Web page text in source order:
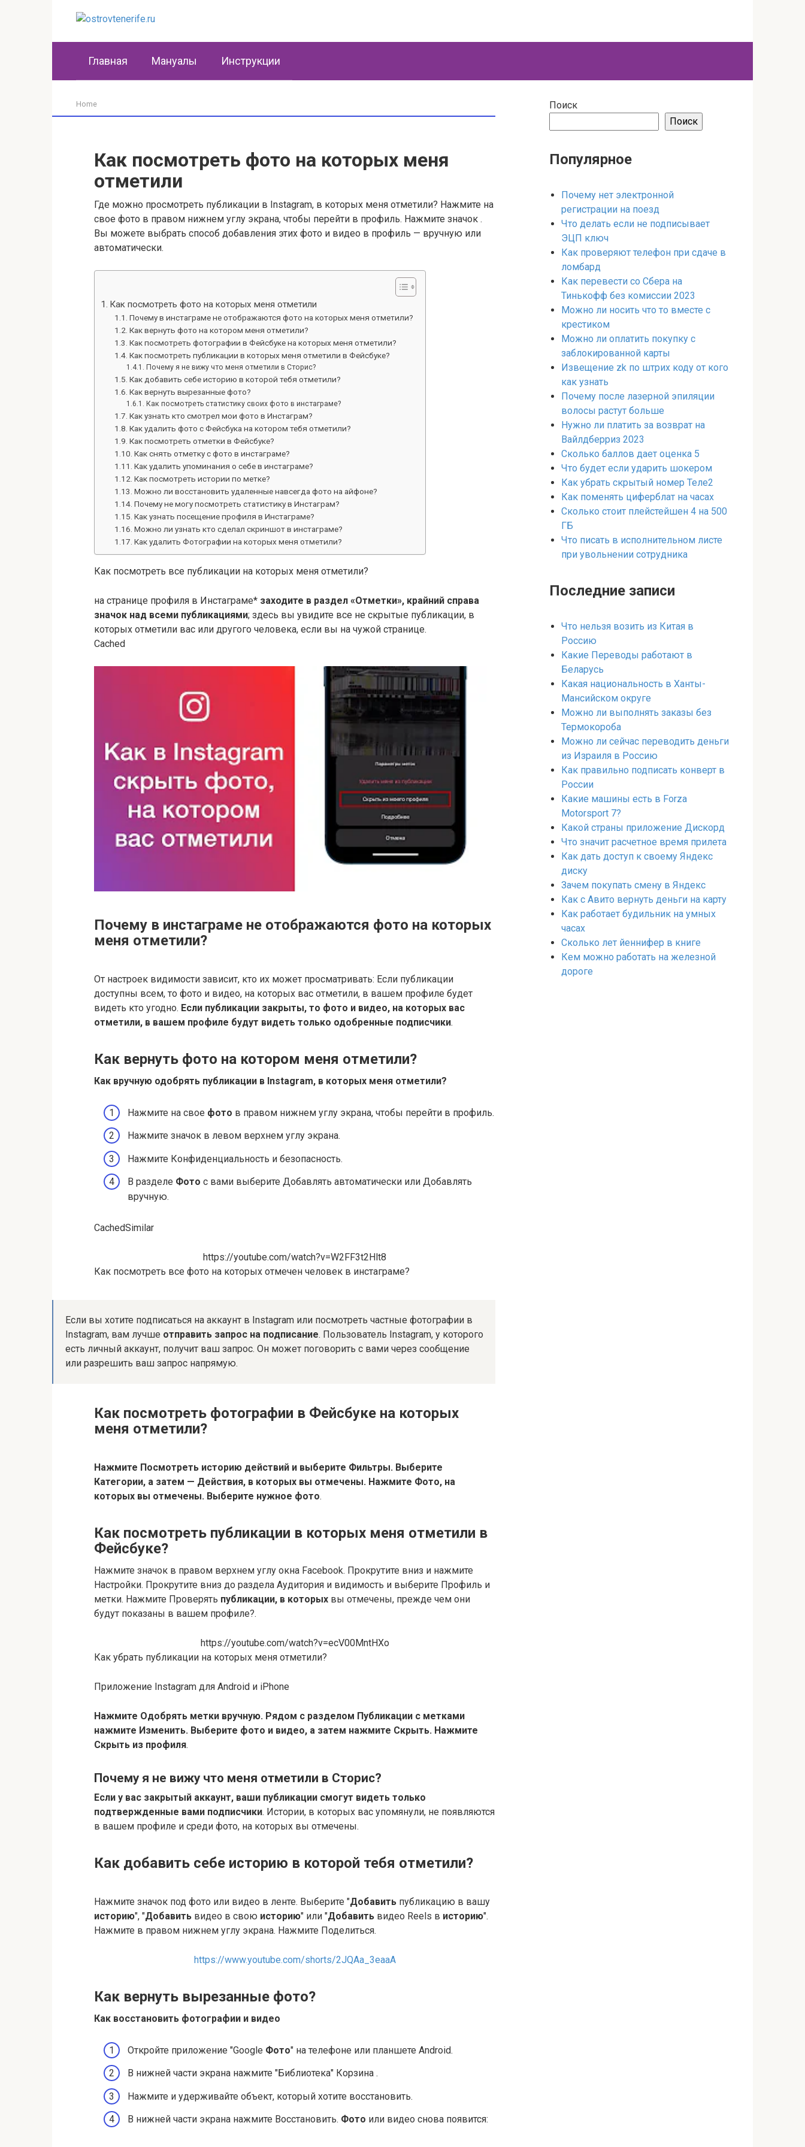
Главная Мануалы Инструкции
Home
Как посмотреть фото на которых меня
отметили
Где можно просмотреть публикации в Instagram, в которых меня отметили? Нажмите на
свое фото в правом нижнем углу экрана, чтобы перейти в профиль. Нажмите значок .
Вы можете выбрать способ добавления этих фото и видео в профиль — вручную или
автоматически.
Как посмотреть фото на которых меня отметили
Почему в инстаграме не отображаются фото на которых меня отметили?
Как вернуть фото на котором меня отметили?
Как посмотреть фотографии в Фейсбуке на которых меня отметили?
Как посмотреть публикации в которых меня отметили в Фейсбуке?
Почему я не вижу что меня отметили в Сторис?
Как добавить себе историю в которой тебя отметили?
Как вернуть вырезанные фото?
Как посмотреть статистику своих фото в инстаграме?
Как узнать кто смотрел мои фото в Инстаграм?
Как удалить фото с Фейсбука на котором тебя отметили?
Как посмотреть отметки в Фейсбуке?
Как снять отметку с фото в инстаграме?
Как удалить упоминания о себе в инстаграме?
Как посмотреть истории по метке?
Можно ли восстановить удаленные навсегда фото на айфоне?
Почему не могу посмотреть статистику в Инстаграм?
Как узнать посещение профиля в Инстаграме?
Можно ли узнать кто сделал скриншот в инстаграме?
Как удалить Фотографии на которых меня отметили?
Как посмотреть все публикации на которых меня отметили?
на странице профиля в Инстаграме* заходите в раздел «Отметки», крайний справа
значок над всеми публикациями; здесь вы увидите все не скрытые публикации, в
которых отметили вас или другого человека, если вы на чужой странице.
Cached
Почему в инстаграме не отображаются фото на которых
меня отметили?
От настроек видимости зависит, кто их может просматривать: Если публикации
доступны всем, то фото и видео, на которых вас отметили, в вашем профиле будет
видеть кто угодно. Если публикации закрыты, то фото и видео, на которых вас
отметили, в вашем профиле будут видеть только одобренные подписчики.
Как вернуть фото на котором меня отметили?
Как вручную одобрять публикации в Instagram, в которых меня отметили?
Нажмите на свое фото в правом нижнем углу экрана, чтобы перейти в профиль.
Нажмите значок в левом верхнем углу экрана.
Нажмите Конфиденциальность и безопасность.
В разделе Фото с вами выберите Добавлять автоматически или Добавлять
вручную.
CachedSimilar
https://youtube.com/watch?v=W2FF3t2Hlt8
Как посмотреть все фото на которых отмечен человек в инстаграме?
Если вы хотите подписаться на аккаунт в Instagram или посмотреть частные фотографии в
Instagram, вам лучше отправить запрос на подписание. Пользователь Instagram, у которого
есть личный аккаунт, получит ваш запрос. Он может поговорить с вами через сообщение
или разрешить ваш запрос напрямую.
Как посмотреть фотографии в Фейсбуке на которых
меня отметили?
Нажмите Посмотреть историю действий и выберите Фильтры. Выберите
Категории, а затем — Действия, в которых вы отмечены. Нажмите Фото, на
которых вы отмечены. Выберите нужное фото.
Как посмотреть публикации в которых меня отметили в
Фейсбуке?
Нажмите значок в правом верхнем углу окна Facebook. Прокрутите вниз и нажмите
Настройки. Прокрутите вниз до раздела Аудитория и видимость и выберите Профиль и
метки. Нажмите Проверять публикации, в которых вы отмечены, прежде чем они
будут показаны в вашем профиле?.
https://youtube.com/watch?v=ecV00MntHXo
Как убрать публикации на которых меня отметили?
Приложение Instagram для Android и iPhone
Нажмите Одобрять метки вручную. Рядом с разделом Публикации с метками
нажмите Изменить. Выберите фото и видео, а затем нажмите Скрыть. Нажмите
Скрыть из профиля.
Почему я не вижу что меня отметили в Сторис?
Если у вас закрытый аккаунт, ваши публикации смогут видеть только
подтвержденные вами подписчики. Истории, в которых вас упомянули, не появляются
в вашем профиле и среди фото, на которых вы отмечены.
Как добавить себе историю в которой тебя отметили?
Нажмите значок под фото или видео в ленте. Выберите "Добавить публикацию в вашу
историю", "Добавить видео в свою историю" или "Добавить видео Reels в историю".
Нажмите в правом нижнем углу экрана. Нажмите Поделиться.
https://www.youtube.com/shorts/2JQAa_3eaaA
Как вернуть вырезанные фото?
Как восстановить фотографии и видео
Откройте приложение "Google Фото" на телефоне или планшете Android.
В нижней части экрана нажмите "Библиотека" Корзина .
Нажмите и удерживайте объект, который хотите восстановить.
В нижней части экрана нажмите Восстановить. Фото или видео снова появится:
Поиск
Поиск
Популярное
Почему нет электронной
регистрации на поезд
Что делать если не подписывает
ЭЦП ключ
Как проверяют телефон при сдаче в
ломбард
Как перевести со Сбера на
Тинькофф без комиссии 2023
Можно ли носить что то вместе с
крестиком
Можно ли оплатить покупку с
заблокированной карты
Извещение zk по штрих коду от кого
как узнать
Почему после лазерной эпиляции
волосы растут больше
Нужно ли платить за возврат на
Вайлдберриз 2023
Сколько баллов дает оценка 5
Что будет если ударить шокером
Как убрать скрытый номер Теле2
Как поменять циферблат на часах
Сколько стоит плейстейшен 4 на 500
ГБ
Что писать в исполнительном листе
при увольнении сотрудника
Последние записи
Что нельзя возить из Китая в
Россию
Какие Переводы работают в
Беларусь
Какая национальность в Ханты-
Мансийском округе
Можно ли выполнять заказы без
Термокороба
Можно ли сейчас переводить деньги
из Израиля в Россию
Как правильно подписать конверт в
России
Какие машины есть в Forza
Motorsport 7?
Какой страны приложение Дискорд
Что значит расчетное время прилета
Как дать доступ к своему Яндекс
диску
Зачем покупать смену в Яндекс
Как с Авито вернуть деньги на карту
Как работает будильник на умных
часах
Сколько лет йеннифер в книге
Кем можно работать на железной
дороге